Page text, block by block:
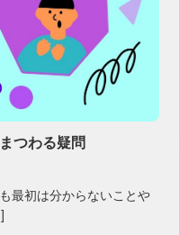
つわる疑問
最初は分からないことや